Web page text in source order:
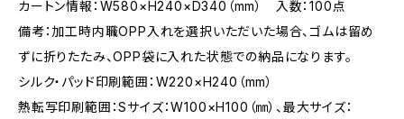
カートン情報：W580×H240×D340（mm） 入数：100点
備考：加工時内職OPP入れを選択いただいた場合、ゴムは留め
ずに折りたたみ、OPP袋に入れた状態での納品になります。
シルク・パッド印刷範囲：W220×H240（mm）
熱転写印刷範囲：Sサイズ：W100×H100（㎜）、最大サイズ：